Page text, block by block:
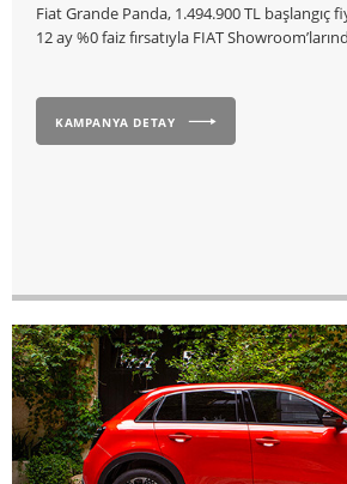
Fiat Grande Panda, 1.494.900 TL başlangıç
12 ay %0 faiz fırsatıyla FIAT
KAMPANYA DETAY